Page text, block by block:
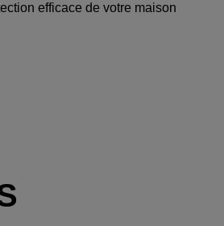
efficace de votre maison